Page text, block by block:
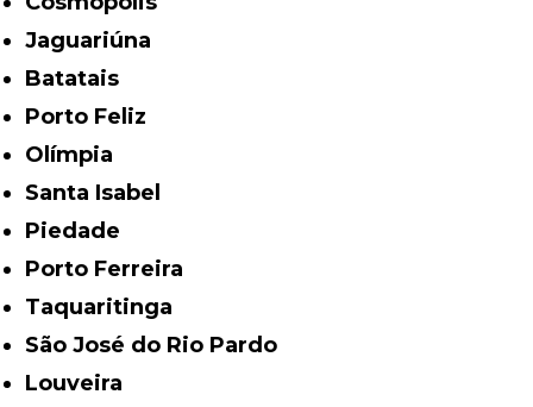
Jaguariúna
Batatais
Porto Feliz
Olímpia
Santa Isabel
Piedade
Porto Ferreira
Taquaritinga
São José do Rio Pardo
Louveira